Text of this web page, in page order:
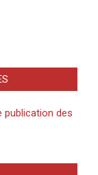
publication des